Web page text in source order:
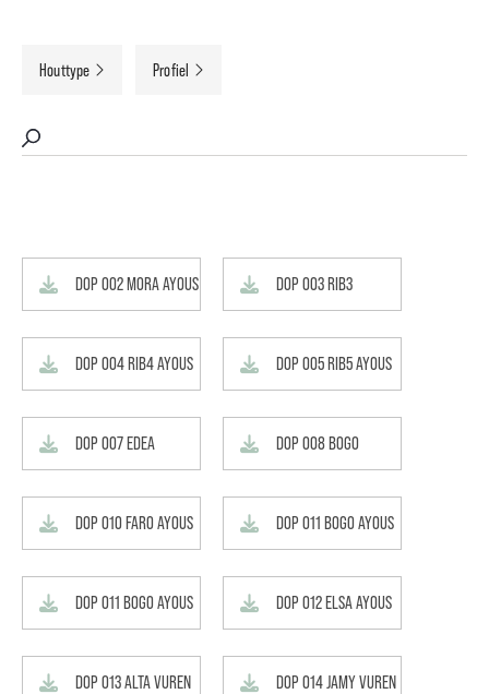
Houttype Profiel
DOP 002 MORA AYOUS DOP 003 RIB3
DOP 004 RIB4 AYOUS DOP 005 RIB5 AYOUS
DOP 007 EDEA DOP 008 BOGO
DOP 010 FARO AYOUS DOP 011 BOGO AYOUS
DOP 011 BOGO AYOUS DOP 012 ELSA AYOUS
DOP 013 ALTA VUREN DOP 014 JAMY VUREN